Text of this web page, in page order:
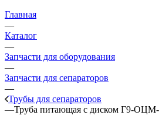
Главная
—
Каталог
—
Запчасти для оборудования
—
Запчасти для сепараторов
—
Трубы для сепараторов
—Труба питающая с диском Г9-ОЦМ-